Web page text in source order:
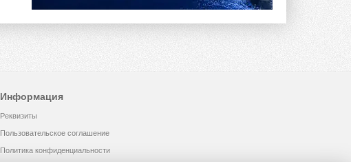
Информация
Реквизиты
Пользовательское соглашение
Политика конфиденциальности